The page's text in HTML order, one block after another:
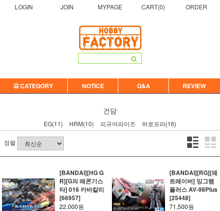
LOGIN JOIN MYPAGE CART(0) ORDER
CATEGORY NOTICE Q&A REVIEW
건담
EG(11) HRM(10) 피규어라이즈 하로프라(16)
정렬
[BANDAI][HG G
R][G의 레콘기스
타] 016 카바칼리
[66957]
22,000원
[BANDAI][RG][패
트레이버] 잉그램
플러스 AV-98Plus
[25448]
71,500원